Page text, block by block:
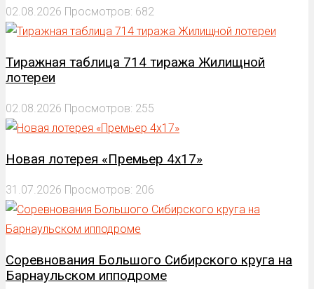
02.08.2026 Просмотров: 682
Тиражная таблица 714 тиража Жилищной
лотереи
02.08.2026 Просмотров: 255
Новая лотерея «Премьер 4х17»
31.07.2026 Просмотров: 206
Соревнования Большого Сибирского круга на
Барнаульском ипподроме